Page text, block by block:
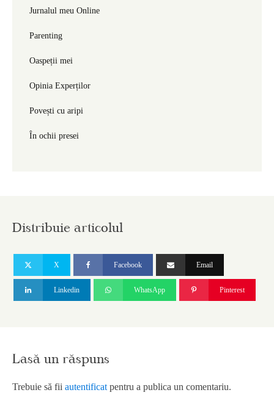
Jurnalul meu Online
Parenting
Oaspeții mei
Opinia Experților
Povești cu aripi
În ochii presei
Distribuie articolul
X Facebook Email
Linkedin WhatsApp Pinterest
Lasă un răspuns
Trebuie să fii autentificat pentru a publica un comentariu.